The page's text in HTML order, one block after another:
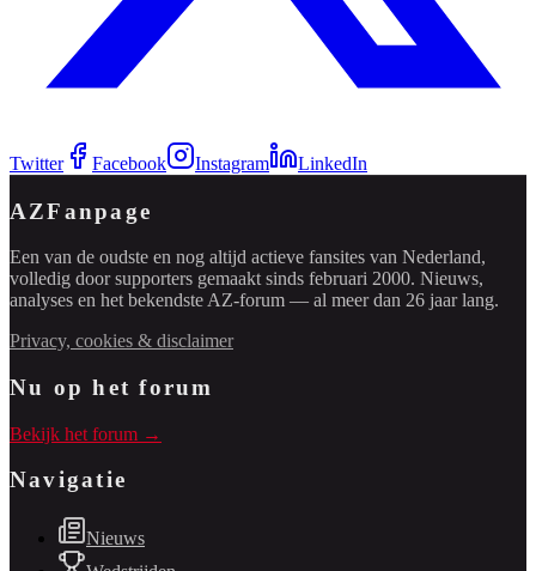
Twitter Facebook Instagram LinkedIn
AZFanpage
Een van de oudste en nog altijd actieve fansites van Nederland,
volledig door supporters gemaakt sinds februari 2000. Nieuws,
analyses en het bekendste AZ-forum — al meer dan 26 jaar lang.
Privacy, cookies & disclaimer
Nu op het forum
Bekijk het forum →
Navigatie
Nieuws